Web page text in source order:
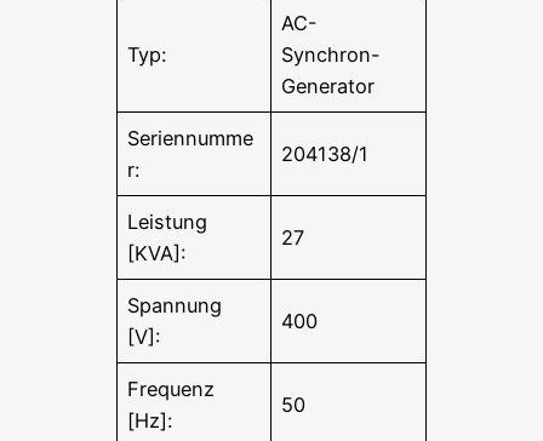
Typ:
AC-
Synchron-
Generator
Seriennumme
r:
204138/1
Leistung
[KVA]:
27
Spannung
[V]:
400
Frequenz
[Hz]:
50